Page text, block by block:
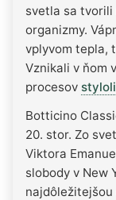
svetla sa tvorili
organizmy.
vplyvom tepla,
Vznikali v ňom
procesov
Botticino
20. stor. Zo
Viktora
slobody v New
najdôležitejšou